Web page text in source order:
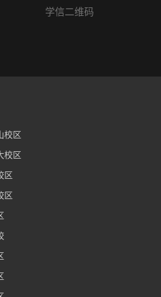
学信二维码
校区
校区
区
区